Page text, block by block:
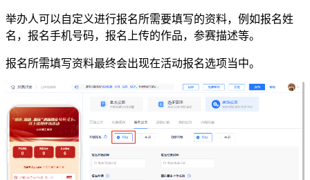
举办人可以自定义进行报名所需要填写的资料，例如报名姓
名，报名手机号码，报名上传的作品，参赛描述等。
报名所需填写资料最终会出现在活动报名选项当中。